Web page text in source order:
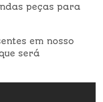
peças para
em nosso
será